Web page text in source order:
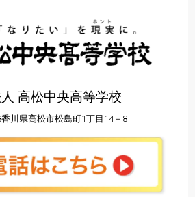
高松中央高等学校
川県高松市松島町1丁目14－8